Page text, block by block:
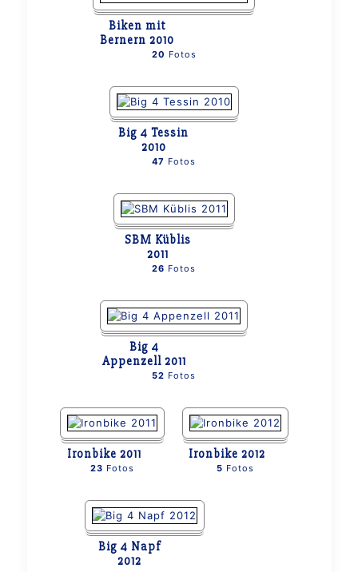
Biken mit
Bernern 2010
20 Fotos
Big 4 Tessin
2010
47 Fotos
SBM Küblis
2011
26 Fotos
Big 4
Appenzell 2011
52 Fotos
Ironbike 2011
23 Fotos
Ironbike 2012
5 Fotos
Big 4 Napf
2012